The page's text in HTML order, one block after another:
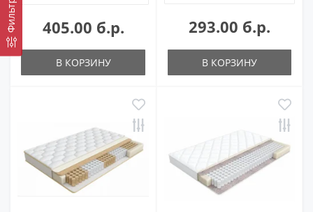
Фильтр 405.00 б.р.
В КОРЗИНУ
293.00 б.р.
В КОРЗИНУ